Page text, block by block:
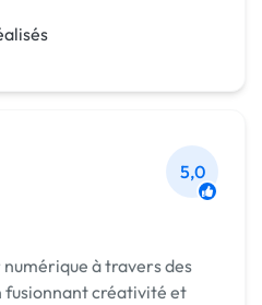
Gestion de documents (GED)
5,0
à travers des